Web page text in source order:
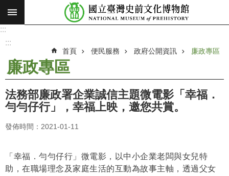
跳到主要內容區塊
搜
願
使
命
最
消
息
:::
:::
首頁 便民服務 政府公開資訊 廉政專區
廉政專區
法務部廉政署企業誠信主題微電影「幸福．
勻勻仔行」，幸福上映，邀您共賞。
發佈時間：2021-01-11
「幸福．勻勻仔行」微電影，以中小企業老闆與女兒特
助，在職場理念及家庭生活的互動為故事主軸，透過父女